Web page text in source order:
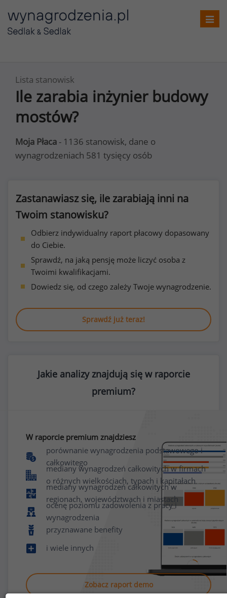
Lista stanowisk
Ile zarabia inżynier budowy
mostów?
Moja Płaca - 1136 stanowisk, dane o
wynagrodzeniach 581 tysięcy osób
Zastanawiasz się, ile zarabiają inni na
Twoim stanowisku?
Odbierz indywidualny raport płacowy dopasowany
do Ciebie.
Sprawdź, na jaką pensję może liczyć osoba z
Twoimi kwalifikacjami.
Dowiedz się, od czego zależy Twoje wynagrodzenie.
Sprawdź już teraz!
Jakie analizy znajdują się w raporcie
premium?
W raporcie premium znajdziesz
porównanie wynagrodzenia podstawowego i
całkowitego
mediany wynagrodzeń całkowitych w firmach
o różnych wielkościach, typach i kapitałach
mediany wynagrodzeń całkowitych w
regionach, województwach i miastach
ocenę poziomu zadowolenia z pracy i
wynagrodzenia
przyznawane benefity
i wiele innych
Zobacz raport demo